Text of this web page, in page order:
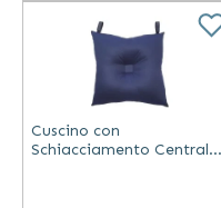
Cuscino con
Schiacciamento Centrale